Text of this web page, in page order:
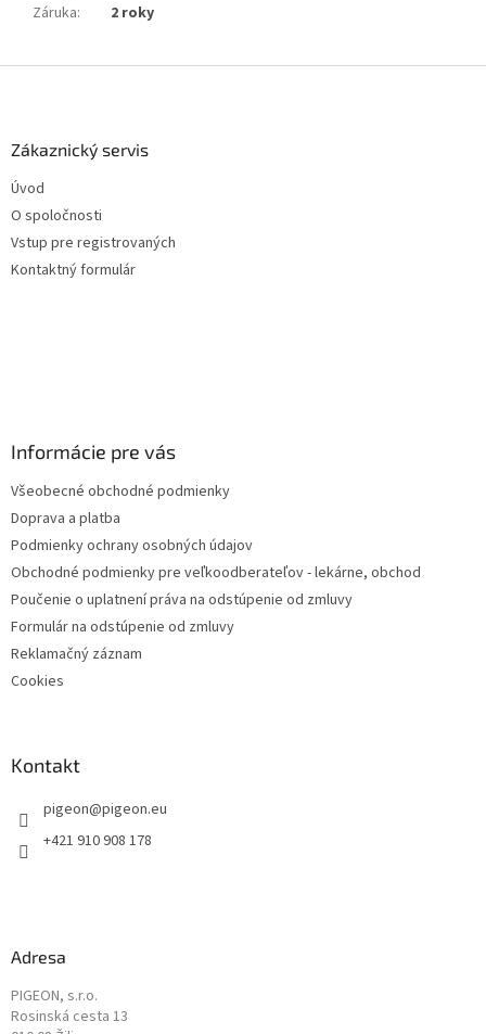
Záruka: 2 roky
Zákaznický servis
Úvod
O spoločnosti
Vstup pre registrovaných
Kontaktný formulár
Informácie pre vás
Všeobecné obchodné podmienky
Doprava a platba
Podmienky ochrany osobných údajov
Obchodné podmienky pre veľkoodberateľov - lekárne, obchod
Poučenie o uplatnení práva na odstúpenie od zmluvy
Formulár na odstúpenie od zmluvy
Reklamačný záznam
Cookies
Kontakt
pigeon@pigeon.eu
+421 910 908 178
Adresa
PIGEON, s.r.o.
Rosinská cesta 13